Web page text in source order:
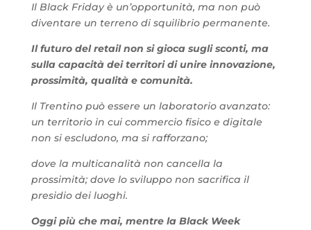
Il Black Friday è un’opportunità, ma non può
diventare un terreno di squilibrio permanente.
Il futuro del retail non si gioca sugli sconti, ma
sulla capacità dei territori di unire innovazione,
prossimità, qualità e comunità.
Il Trentino può essere un laboratorio avanzato:
un territorio in cui commercio fisico e digitale
non si escludono, ma si rafforzano;
dove la multicanalità non cancella la
prossimità; dove lo sviluppo non sacrifica il
presidio dei luoghi.
Oggi più che mai, mentre la Black Week